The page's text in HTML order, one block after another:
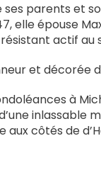
ses parents et
elle épouse
actif au
et décorée
à
inlassable
côtés de